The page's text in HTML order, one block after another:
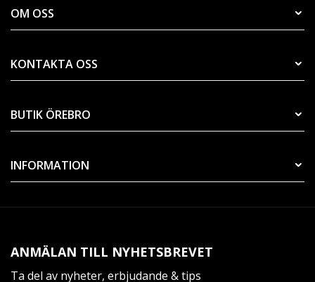
OM OSS
KONTAKTA OSS
BUTIK ÖREBRO
INFORMATION
ANMÄLAN TILL NYHETSBREVET
Ta del av nyheter, erbjudande & tips